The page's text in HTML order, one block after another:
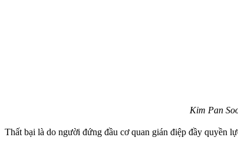
Kim Pan
Thất bại là do người đứng đầu cơ quan gián điệp đầy quyền